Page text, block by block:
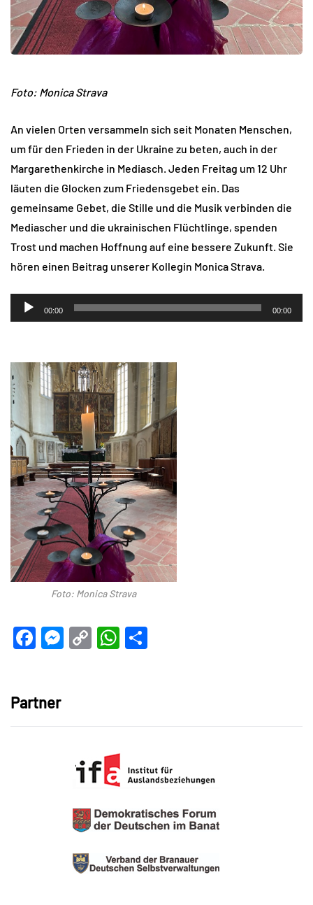
Foto: Monica Strava
An vielen Orten versammeln sich seit Monaten Menschen,
um für den Frieden in der Ukraine zu beten, auch in der
Margarethenkirche in Mediasch. Jeden Freitag um 12 Uhr
läuten die Glocken zum Friedensgebet ein. Das
gemeinsame Gebet, die Stille und die Musik verbinden die
Mediascher und die ukrainischen Flüchtlinge, spenden
Trost und machen Hoffnung auf eine bessere Zukunft. Sie
hören einen Beitrag unserer Kollegin Monica Strava.
Audio-
Player
00:00 00:00
Foto: Monica Strava
Facebook
Messenger
CopyWhatsApp
Partner